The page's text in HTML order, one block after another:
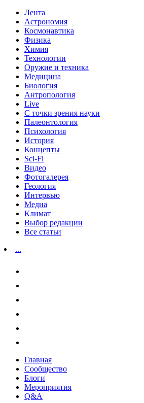
Лента
Астрономия
Космонавтика
Физика
Химия
Технологии
Оружие и техника
Медицина
Биология
Антропология
Live
С точки зрения науки
Палеонтология
Психология
История
Концепты
Sci-Fi
Видео
Фотогалерея
Геология
Интервью
Медиа
Климат
Выбор редакции
Все статьи
...
Главная
Сообщество
Блоги
Мероприятия
Q&A